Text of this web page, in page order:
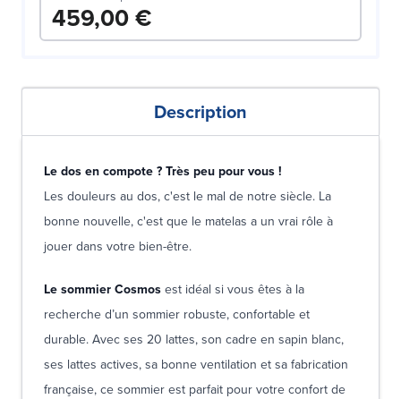
459,00 €
Description
Le dos en compote ? Très peu pour vous !
Les douleurs au dos, c'est le mal de notre siècle. La
bonne nouvelle, c'est que le matelas a un vrai rôle à
jouer dans votre bien-être.
Le sommier Cosmos est idéal si vous êtes à la
recherche d’un sommier robuste, confortable et
durable. Avec ses 20 lattes, son cadre en sapin blanc,
ses lattes actives, sa bonne ventilation et sa fabrication
française, ce sommier est parfait pour votre confort de